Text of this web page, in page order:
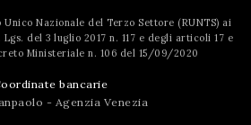
Unico Nazionale del Terzo Settore (RUNTS) ai
del 3 luglio 2017 n. 117 e degli articoli 17 e
Ministeriale n. 106 del 15/09/2020
bancarie
- Agenzia Venezia